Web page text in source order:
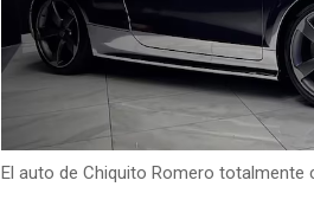
El auto de Chiquito Romero totalmente